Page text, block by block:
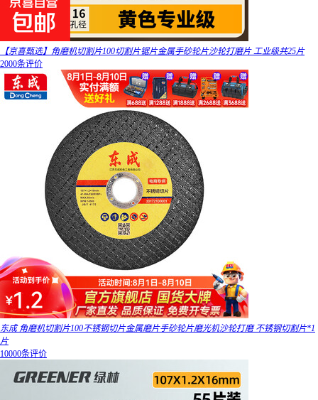
【京喜甄选】角磨机切割片100切割片锯片金属手砂轮片沙轮打磨片 工业级共25片
2000条评价
东成 角磨机切割片100不锈钢切片金属磨片手砂轮片磨光机沙轮打磨 不锈钢切割片*1
片
10000条评价